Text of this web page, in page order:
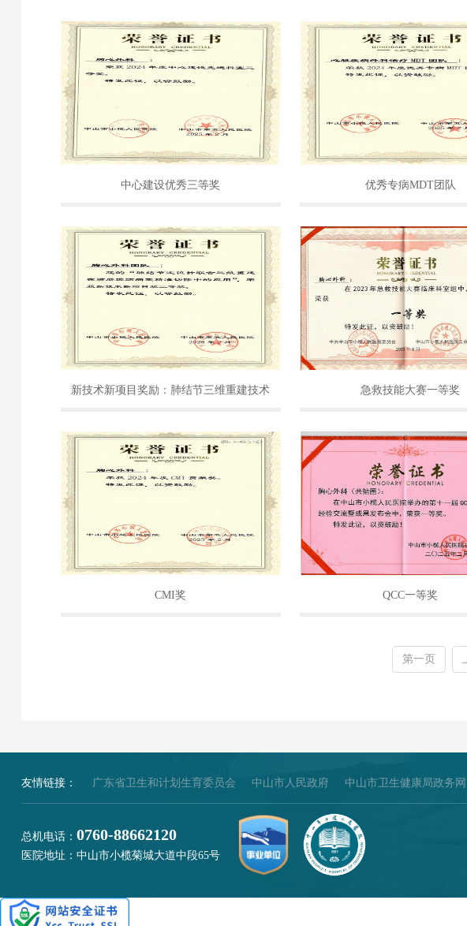
中心建设优秀三等奖 优秀专病MDT团队
新技术新项目奖励：肺结节三维重建技术 急救技能大赛一等奖
CMI奖 QCC一等奖
第一页
友情链接： 广东省卫生和计划生育委员会 中山市人民政府 中山市卫生健康局政务网
总机电话： 0760-88662120
医院地址：中山市小榄菊城大道中段65号